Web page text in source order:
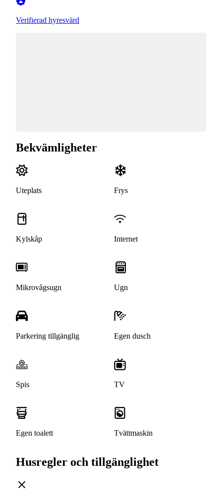
Verifierad hyresvärd
Bekvämligheter
Uteplats Frys
Kylskåp Internet
Mikrovågsugn Ugn
Parkering tillgänglig Egen dusch
Spis TV
Egen toalett Tvättmaskin
Husregler och tillgänglighet